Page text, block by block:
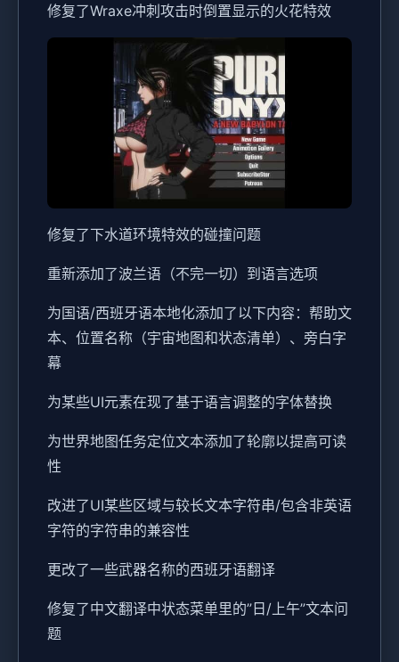
修复了Wraxe冲刺攻击时倒置显示的火花特效
修复了下水道环境特效的碰撞问题
重新添加了波兰语（不完一切）到语言选项
为国语/西班牙语本地化添加了以下内容：帮助文
本、位置名称（宇宙地图和状态清单）、旁白字
幕
为某些UI元素在现了基于语言调整的字体替换
为世界地图任务定位文本添加了轮廓以提高可读
性
改进了UI某些区域与较长文本字符串/包含非英语
字符的字符串的兼容性
更改了一些武器名称的西班牙语翻译
修复了中文翻译中状态菜单里的”日/上午”文本问
题